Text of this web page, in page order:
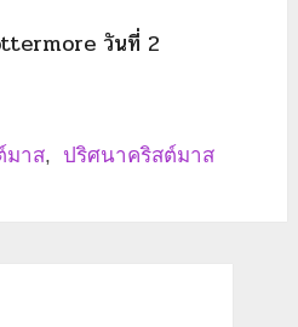
วันที่ 2
มาส,
ปริศนาคริสต์มาส